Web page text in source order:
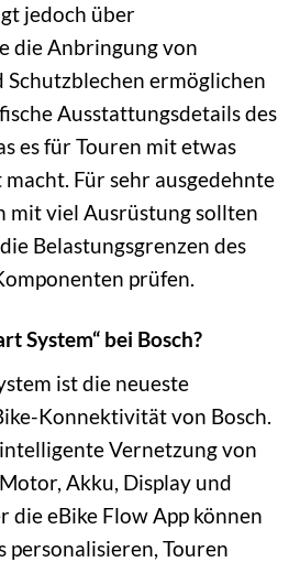
jedoch über
die Anbringung von
Schutzblechen ermöglichen
Ausstattungsdetails des
es für Touren mit etwas
Für sehr ausgedehnte
mit viel Ausrüstung sollten
Belastungsgrenzen des
prüfen.
System“ bei Bosch?
ist die neueste
Konnektivität von Bosch.
Vernetzung von
Akku, Display und
die eBike Flow App können
personalisieren, Touren